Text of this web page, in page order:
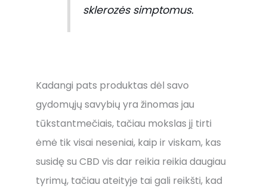
sklerozės simptomus.
Kadangi pats produktas dėl savo
gydomųjų savybių yra žinomas jau
tūkstantmečiais, tačiau mokslas jį tirti
ėmė tik visai neseniai, kaip ir viskam, kas
susidę su CBD vis dar reikia reikia daugiau
tyrimų, tačiau ateityje tai gali reikšti, kad